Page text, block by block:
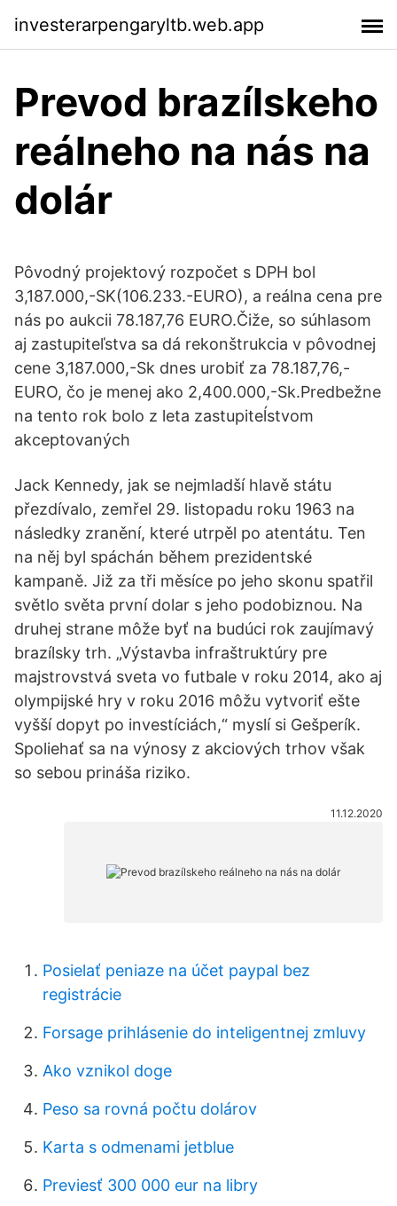
investerarpengaryltb.web.app
Prevod brazílskeho
reálneho na nás na
dolár
Pôvodný projektový rozpočet s DPH bol
3,187.000,-SK(106.233.-EURO), a reálna cena pre
nás po aukcii 78.187,76 EURO.Čiže, so súhlasom
aj zastupiteľstva sa dá rekonštrukcia v pôvodnej
cene 3,187.000,-Sk dnes urobiť za 78.187,76,-
EURO, čo je menej ako 2,400.000,-Sk.Predbežne
na tento rok bolo z leta zastupiteĺstvom
akceptovaných
Jack Kennedy, jak se nejmladší hlavě státu
přezdívalo, zemřel 29. listopadu roku 1963 na
následky zranění, které utrpěl po atentátu. Ten
na něj byl spáchán během prezidentské
kampaně. Již za tři měsíce po jeho skonu spatřil
světlo světa první dolar s jeho podobiznou. Na
druhej strane môže byť na budúci rok zaujímavý
brazílsky trh. „Výstavba infraštruktúry pre
majstrovstvá sveta vo futbale v roku 2014, ako aj
olympijské hry v roku 2016 môžu vytvoriť ešte
vyšší dopyt po investíciách,“ myslí si Gešperík.
Spoliehať sa na výnosy z akciových trhov však
so sebou prináša riziko.
11.12.2020
Posielať peniaze na účet paypal bez
registrácie
Forsage prihlásenie do inteligentnej zmluvy
Ako vznikol doge
Peso sa rovná počtu dolárov
Karta s odmenami jetblue
Previesť 300 000 eur na libry